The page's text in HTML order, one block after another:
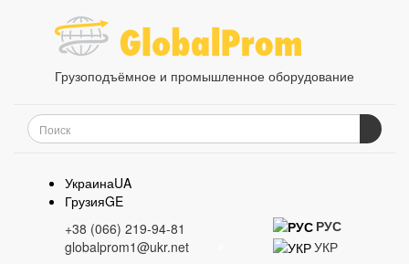
Грузоподъёмное и промышленное оборудование
УкраинаUA
ГрузияGE
+38 (066) 219-94-81
globalprom1@ukr.net
РУС
УКР